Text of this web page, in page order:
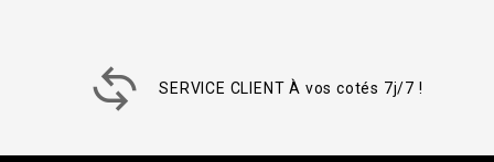
SERVICE CLIENT À vos cotés 7j/7 !